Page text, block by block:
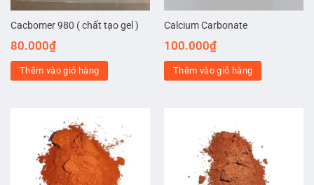
Cacbomer 980 ( chất tạo gel )
80.000₫
Thêm vào giỏ hàng
Calcium Carbonate
100.000₫
Thêm vào giỏ hàng